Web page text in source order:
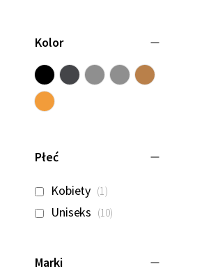
Kolor
Płeć
Kobiety 1produkt
Uniseks 10produkty
Marki